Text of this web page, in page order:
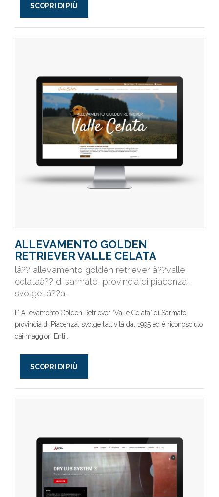
SCOPRI DI PIÙ
ALLEVAMENTO GOLDEN
RETRIEVER VALLE CELATA
lâ?? allevamento golden retriever â??valle
celataâ?? di sarmato, provincia di piacenza,
svolge lâ??a..
L’ Allevamento Golden Retriever “Valle Celata” di Sarmato,
provincia di Piacenza, svolge l’attività dal 1995 ed è riconosciuto
dai maggiori Enti ..
SCOPRI DI PIÙ